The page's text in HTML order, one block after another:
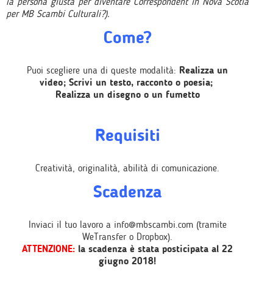
per MB Scambi Culturali?).
Come?
Puoi scegliere una di queste modalità: Realizza un
video; Scrivi un testo, racconto o poesia;
Realizza un disegno o un fumetto
Requisiti
Creatività, originalità, abilità di comunicazione.
Scadenza
Inviaci il tuo lavoro a info@mbscambi.com (tramite
WeTransfer o Dropbox).
ATTENZIONE: la scadenza è stata posticipata al 22
giugno 2018!